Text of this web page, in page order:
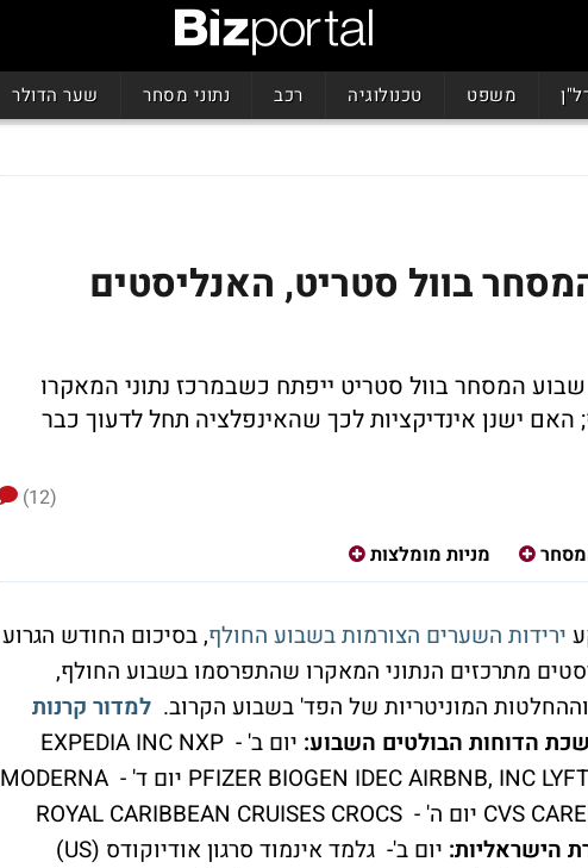
משפט טכנולוגיה רכב נתוני מסחר שער הדולר
בוול סטריט, האנליסטים
המסחר בוול סטריט ייפתח כשבמרכז נתוני המאקרו
ישנן אינדיקציות לכך שהאינפלציה תחל לדעוך כבר
(12)
מניות מומלצות
ירידות השערים הצורמות בשבוע החולף, בסיכום החודש הגרוע
מאז 20008. האנליסטים מתרכזים הנתוני המאקרו שהתפרסמו בשבוע החולף,
המוניטריות של הפד' בשבוע הקרוב. למדור קרנות
הדוחות הבולטים השבוע:
יום ב' - EXPEDIA INC NXP
SEMICONDUCTOR יום ג' - PFIZER BIOGEN IDEC AIRBNB, INC LYFT INC CL A יום ד' - MODERNA
CVS CAREMARK CORP UBER TECHNOLOGIES יום ה' - ROYAL CARIBBEAN CRUISES CROCS
הישראליות:
יום ב'- גלמד אינמוד סרגון אודיוקודס (US)